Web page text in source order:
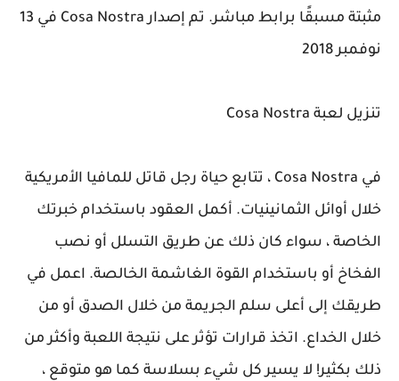
مثبتة مسبقًا برابط مباشر. تم إصدار Cosa Nostra في 13
نوفمبر 2018
تنزيل لعبة Cosa Nostra
في Cosa Nostra ، تتابع حياة رجل قاتل للمافيا الأمريكية
خلال أوائل الثمانينيات. أكمل العقود باستخدام خبرتك
الخاصة ، سواء كان ذلك عن طريق التسلل أو نصب
الفخاخ أو باستخدام القوة الغاشمة الخالصة. اعمل في
طريقك إلى أعلى سلم الجريمة من خلال الصدق أو من
خلال الخداع. اتخذ قرارات تؤثر على نتيجة اللعبة وأكثر من
ذلك بكثير! لا يسير كل شيء بسلاسة كما هو متوقع ،